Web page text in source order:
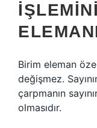
Birim eleman
değişmez.
çarpmanın
olmasıdır.